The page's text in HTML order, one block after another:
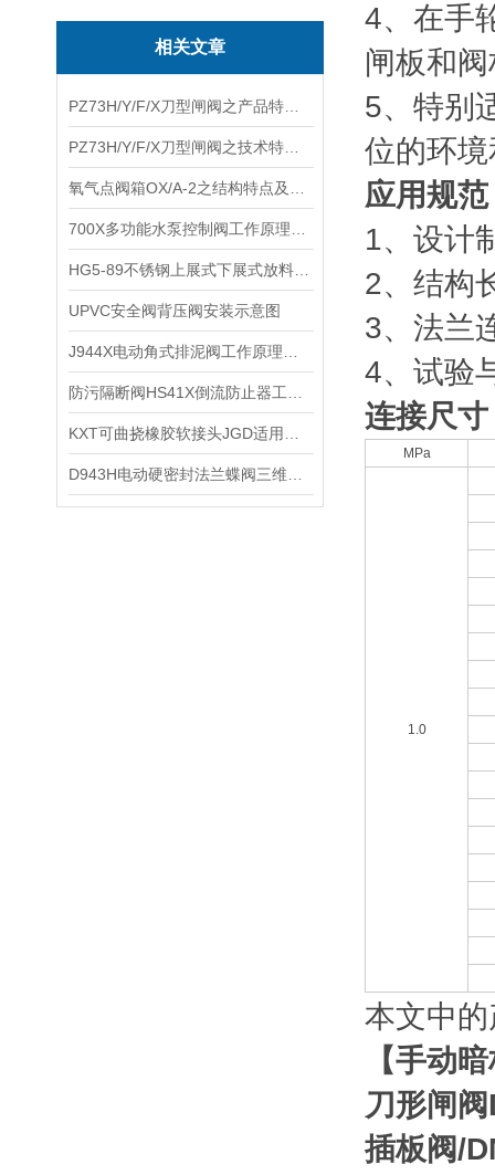
相关文章
​UPVC安全阀背压阀安装示意图
4、在手
闸板和
5、特别
位的环
应用规
1、设计
2、结构
3、法兰
4、试验
连接尺寸
MPa
1.0
本文中
【手动
刀形闸阀
插板阀/